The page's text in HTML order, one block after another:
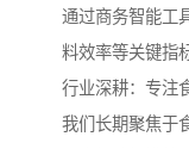
通过商务智能工
料效率等关键指
行业深耕：专注
我们长期聚焦于